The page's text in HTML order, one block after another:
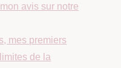
avis sur notre
mes premiers
de la